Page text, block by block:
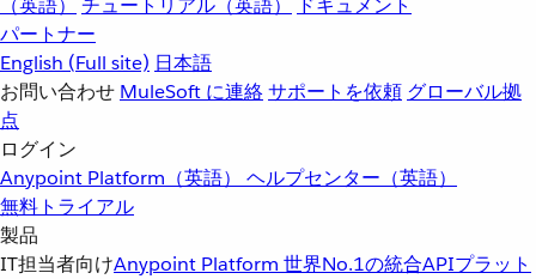
（英語）
チュートリアル（英語）
ドキュメント
パートナー
English (Full site) 日本語
お問い合わせ MuleSoft に連絡サポートを依頼 グローバル拠
点
ログイン
Anypoint Platform（英語） ヘルプセンター（英語）
無料トライアル
製品
IT担当者向けAnypoint Platform 世界No.1の統合APIプラット